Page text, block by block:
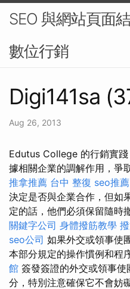
SEO 與網站頁面
數位行銷
Digi141sa
Aug 26, 2013
Edutus College 的行銷實
據相關企業的調解作用，爭
推拿推薦 台中 整復 seo推薦
決定是否與企業合作，但如
定的話，他們必須保留隨時
關鍵字公司 身體撥筋教學
seo公司 如果外交或領事使
本部分規定的操作慣例和程
館 簽發簽證的外交或領事
分，特別注意確保它不會妨